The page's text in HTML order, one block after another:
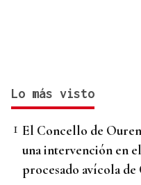
Lo más visto
El Concello de
una intervención en
procesado avícola de